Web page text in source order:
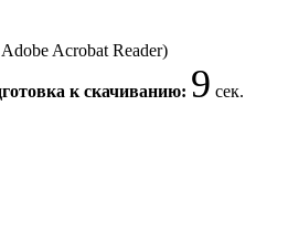
Acrobat Reader)
к скачиванию: 9 сек.